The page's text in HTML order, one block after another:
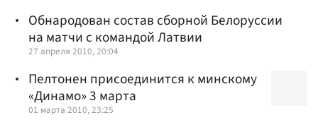
Обнародован состав сборной Белоруссии
на матчи с командой Латвии
27 апреля 2010, 20:04
Пелтонен присоединится к минскому
«Динамо» 3 марта
01 марта 2010, 23:25